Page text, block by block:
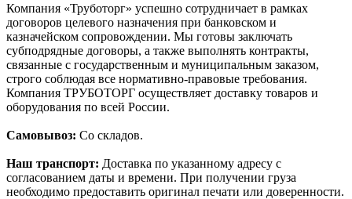
Компания «Труботорг» успешно сотрудничает в рамках
договоров целевого назначения при банковском и
казначейском сопровождении. Мы готовы заключать
субподрядные договоры, а также выполнять контракты,
связанные с государственным и муниципальным заказом,
строго соблюдая все нормативно-правовые требования.
Компания ТРУБОТОРГ осуществляет доставку товаров и
оборудования по всей России.
Самовывоз: Со складов.
Наш транспорт: Доставка по указанному адресу с
согласованием даты и времени. При получении груза
необходимо предоставить оригинал печати или доверенности.